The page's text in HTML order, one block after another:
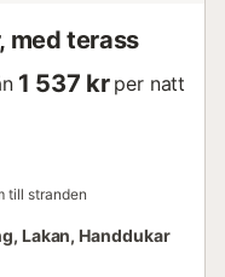
med terass
1 537 kr per natt
till stranden
Lakan, Handdukar